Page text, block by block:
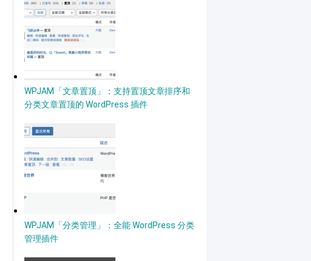
WPJAM「文章置顶」：支持置顶文章排序和
分类文章置顶的 WordPress 插件
WPJAM「分类管理」：全能 WordPress 分类
管理插件